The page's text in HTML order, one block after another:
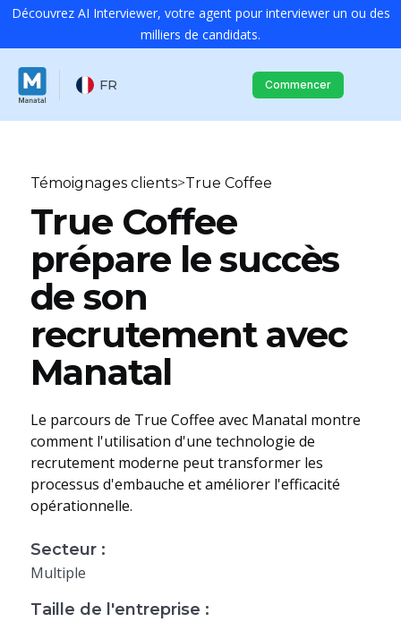
Découvrez AI Interviewer, votre agent pour interviewer un ou des
milliers de candidats.
FR Commencer
Témoignages clients>True Coffee
True Coffee
prépare le succès
de son
recrutement avec
Manatal
Le parcours de True Coffee avec Manatal montre
comment l'utilisation d'une technologie de
recrutement moderne peut transformer les
processus d'embauche et améliorer l'efficacité
opérationnelle.
Secteur :
Multiple
Taille de l'entreprise :